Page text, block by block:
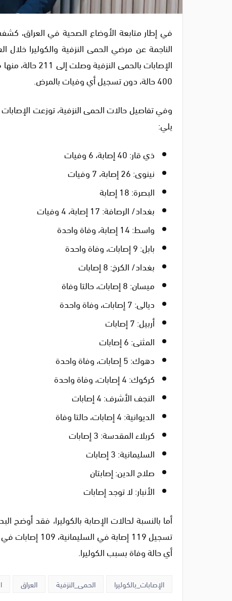
في إطار متابعة الأوضاع الصحية في العراق،
الناجمة عن مرضي الحمى النزفية والكوليرا خلال
400 حالة، دون تسجيل أي وفيات بالمرض.
وفي تفاصيل حالات الحمى النزفية، توزعت
يلي:
ذي قار: 40 إصابة، 6 وفيات
نينوى: 26 إصابة، 7 وفيات
البصرة: 18 إصابة
بغداد/ الرصافة: 17 إصابة، 4 وفيات
واسط: 14 إصابة، وفاة واحدة
بابل: 9 إصابات، وفاة واحدة
بغداد/ الكرخ: 8 إصابات
ميسان: 8 إصابات، حالتا وفاة
ديالى: 7 إصابات، وفاة واحدة
أربيل: 7 إصابات
المثنى: 6 إصابات
دهوك: 5 إصابات، وفاة واحدة
كركوك: 4 إصابات، وفاة واحدة
النجف الأشرف: 4 إصابات
الديوانية: 4 إصابات، حالتا وفاة
كربلاء المقدسة: 3 إصابات
السليمانية: 3 إصابات
صلاح الدين: إصابتان
الأنبار: لا توجد إصابات
أي حالة وفاة بسبب الكوليرا.
الإصابات_بالكوليرا الحمى_النزفية العراق